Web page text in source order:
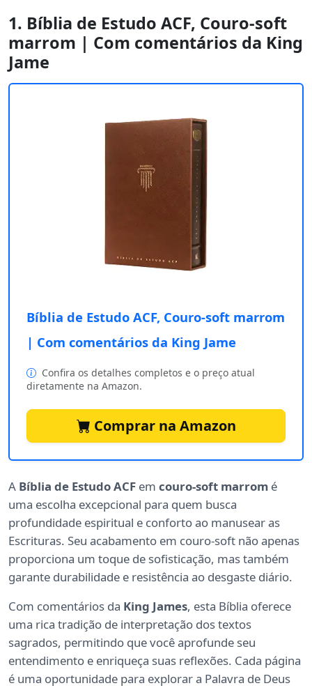
1. Bíblia de Estudo ACF, Couro-soft
marrom | Com comentários da King
Jame
Bíblia de Estudo ACF, Couro-soft marrom
| Com comentários da King Jame
Confira os detalhes completos e o preço atual
diretamente na Amazon.
Comprar na Amazon
A Bíblia de Estudo ACF em couro-soft marrom é
uma escolha excepcional para quem busca
profundidade espiritual e conforto ao manusear as
Escrituras. Seu acabamento em couro-soft não apenas
proporciona um toque de sofisticação, mas também
garante durabilidade e resistência ao desgaste diário.
Com comentários da King James, esta Bíblia oferece
uma rica tradição de interpretação dos textos
sagrados, permitindo que você aprofunde seu
entendimento e enriqueça suas reflexões. Cada página
é uma oportunidade para explorar a Palavra de Deus